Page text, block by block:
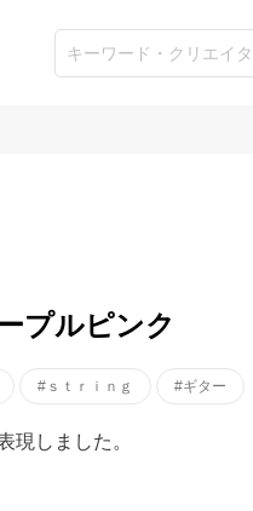
プルピンク
#ｓｔｒｉｎｇ #ギター
現しました。